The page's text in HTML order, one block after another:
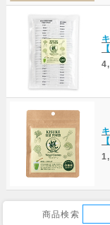
商品検索